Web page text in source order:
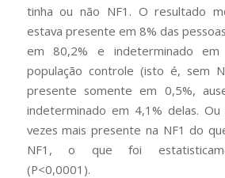
tinha ou não NF1. O resultado
estava presente em 8% das
em 80,2% e indeterminado em
população controle (isto é, sem
presente somente em 0,5%,
indeterminado em 4,1% delas.
vezes mais presente na NF1 do
NF1, o que foi
(P<0,0001).